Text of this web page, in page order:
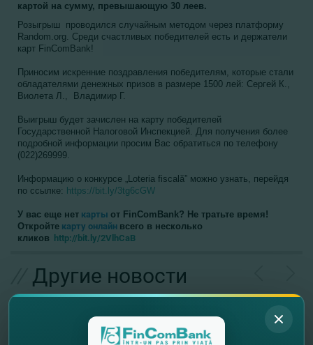
картой на сумму, превышающую 30 леев.
Розыгрыш проводился случайным методом через платформу
Random.org. Среди счастливых победителей есть и держатели
карт FinComBank!
Приносим искренние поздравления победителям, которые стали
обладателями денежных призов в размере 1500 лей: Сергей К.,
Виолета Л., Владимир Г.
Выигрыш будет зачислен на карту победителей
Государственной Налоговой Инспекцией. Для получения более
подробной информации просим Вас обратиться по телефону
(022)269999.
Информацию о конкурсе „Loteria fiscală” можно узнать, перейдя
по ссылке: https://bit.ly/3tg6cGW
У вас еще нет карты от FinComBank? Не тратьте время!
Откройте карту онлайн всего в несколько
кликов
http://bit.ly/2VlhCaB
Другие новости